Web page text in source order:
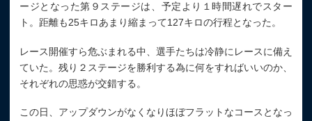
ージとなった第９ステージは、予定より１時間遅れでスター
ト。距離も25キロあまり縮まって127キロの行程となった。
レース開催すら危ぶまれる中、選手たちは冷静にレースに備え
ていた。残り２ステージを勝利する為に何をすればいいのか、
それぞれの思惑が交錯する。
この日、アップダウンがなくなりほぼフラットなコースとなっ